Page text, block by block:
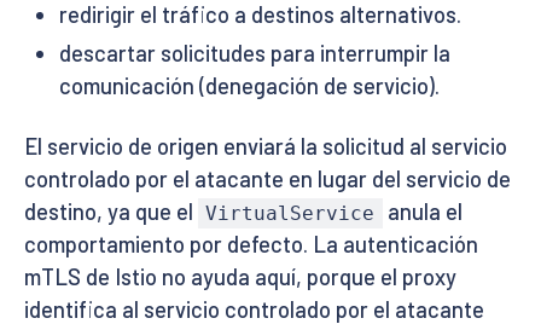
redirigir el tráfico a destinos alternativos.
descartar solicitudes para interrumpir la
comunicación (denegación de servicio).
El servicio de origen enviará la solicitud al servicio
controlado por el atacante en lugar del servicio de
destino, ya que el VirtualService
anula el
comportamiento por defecto. La autenticación
mTLS de Istio no ayuda aquí, porque el proxy
identifica al servicio controlado por el atacante